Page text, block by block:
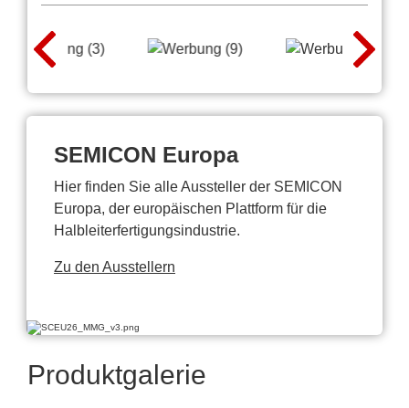
SEMICON Europa
Hier finden Sie alle Aussteller der SEMICON
Europa, der europäischen Plattform für die
Halbleiterfertigungsindustrie.
Zu den Ausstellern
Produktgalerie